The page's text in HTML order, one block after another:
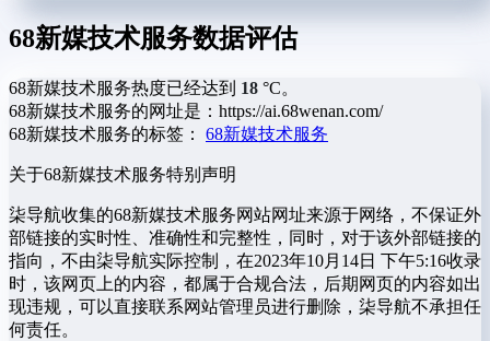
68新媒技术服务数据评估
68新媒技术服务热度已经达到 18 °C。
68新媒技术服务的网址是：https://ai.68wenan.com/
68新媒技术服务的标签： 68新媒技术服务
关于68新媒技术服务特别声明
柒导航收集的68新媒技术服务网站网址来源于网络，不保证外
部链接的实时性、准确性和完整性，同时，对于该外部链接的
指向，不由柒导航实际控制，在2023年10月14日 下午5:16收录
时，该网页上的内容，都属于合规合法，后期网页的内容如出
现违规，可以直接联系网站管理员进行删除，柒导航不承担任
何责任。